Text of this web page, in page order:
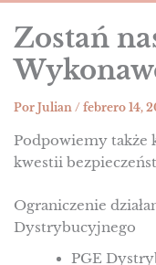
Zostań
Por Julian / febrero 14,
Podpowiemy także
kwestii
Ograniczenie
Dystrybucyjnego
PGE